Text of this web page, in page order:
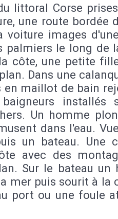
littoral Corse
une route bordée
voiture images
palmiers le long de
côte, une petite
Dans une
en maillot de bain
baigneurs installés
Un homme
dans l'eau.
un bateau. Une
avec des
Sur le bateau un
mer puis sourit à la
port ou une foule